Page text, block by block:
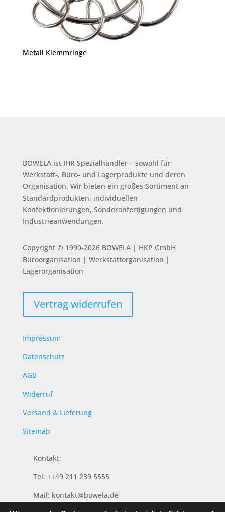
Metall Klemmringe
BOWELA ist IHR Spezialhändler – sowohl für
Werkstatt-, Büro- und Lagerprodukte und deren
Organisation. Wir bieten ein großes Sortiment an
Standardprodukten, individuellen
Konfektionierungen, Sonderanfertigungen und
Industrieanwendungen.
Copyright © 1990-2026 BOWELA | HKP GmbH
Büroorganisation | Werkstattorganisation |
Lagerorganisation
Vertrag widerrufen
Impressum
Datenschutz
AGB
Widerruf
Versand & Lieferung
Sitemap
Kontakt:
Tel: ++49 211 239 5555
Mail: kontakt@bowela.de